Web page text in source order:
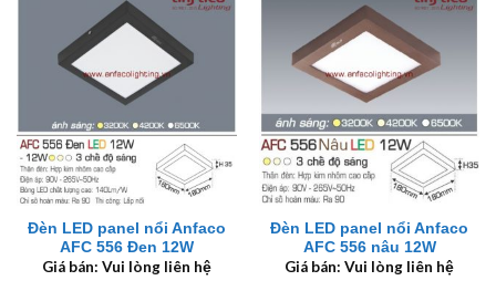
Đèn LED panel nổi Anfaco
AFC 556 Đen 12W
Giá bán: Vui lòng liên hệ
Đèn LED panel nổi Anfaco
AFC 556 nâu 12W
Giá bán: Vui lòng liên hệ